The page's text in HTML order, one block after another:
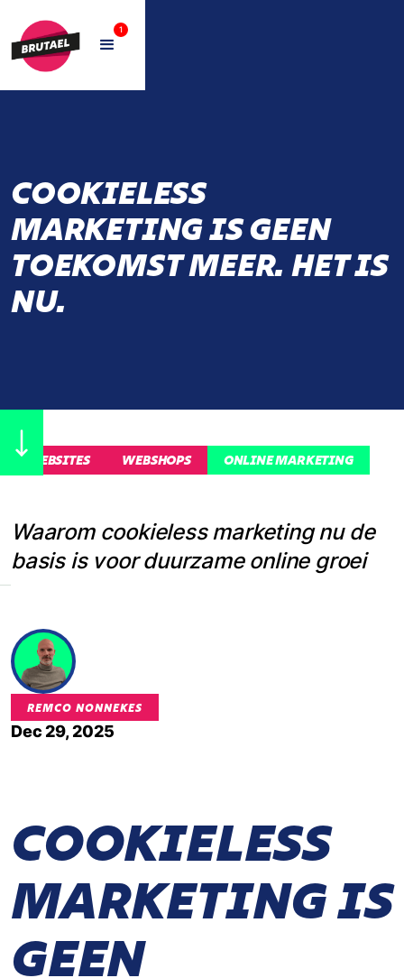
1
COOKIELESS
MARKETING IS GEEN
TOEKOMST MEER. HET IS
NU.
WEBSITES WEBSHOPS ONLINE MARKETING
Waarom cookieless marketing nu de
basis is voor duurzame online groei
REMCO NONNEKES
Dec 29, 2025
COOKIELESS
MARKETING IS
GEEN